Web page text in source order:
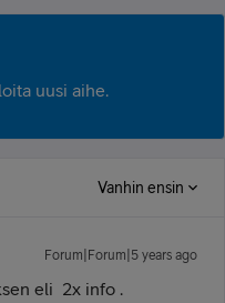
uusi aihe.
Vanhin ensin
Forum|Forum|5 years ago
eli 2x info .